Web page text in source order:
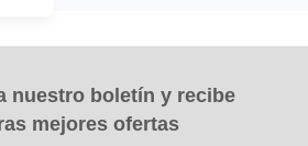
nuestro boletín y recibe
mejores ofertas